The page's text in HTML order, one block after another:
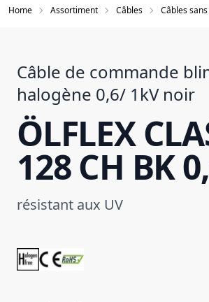
Home Assortiment Câbles Câbles
Câble de commande
halogène 0,6/ 1kV noir
ÖLFLEX
128 CH BK
résistant aux UV